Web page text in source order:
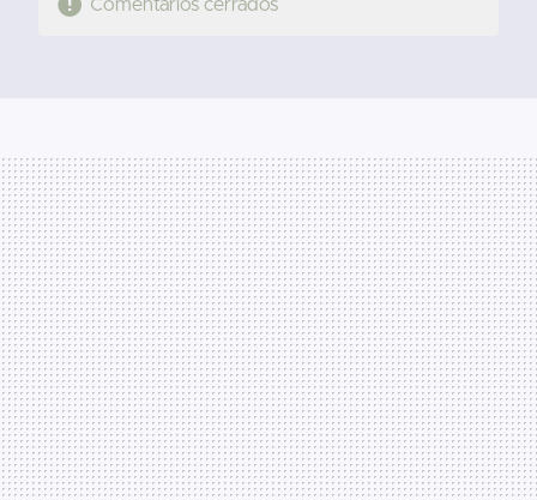
Comentarios cerrados